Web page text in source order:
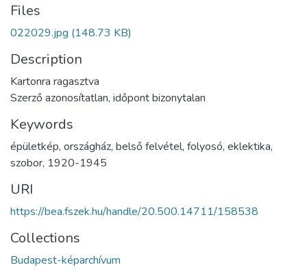
Files
022029.jpg (148.73 KB)
Description
Kartonra ragasztva
Szerző azonosítatlan, időpont bizonytalan
Keywords
épületkép, országház, belső felvétel, folyosó, eklektika,
szobor, 1920-1945
URI
https://bea.fszek.hu/handle/20.500.14711/158538
Collections
Budapest-képarchívum